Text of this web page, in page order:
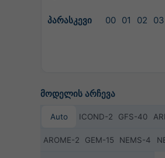
პარასკევი 00 01 02 03
მოდელის არჩევა
Auto ICOND-2 GFS-40
AROME-2 GEM-15 NEMS-4